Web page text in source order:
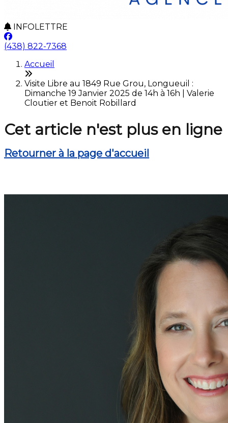
INFOLETTRE
(438) 822-7368
Accueil
Visite Libre au 1849 Rue Grou, Longueuil :
Dimanche 19 Janvier 2025 de 14h à 16h | Valerie
Cloutier et Benoit Robillard
Cet article n'est plus en ligne
Retourner à la page d'accueil